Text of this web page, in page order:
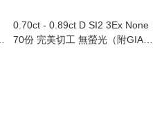
0.70ct - 0.89ct D SI2 3Ex None
70份 完美切工 無螢光（附GIA證